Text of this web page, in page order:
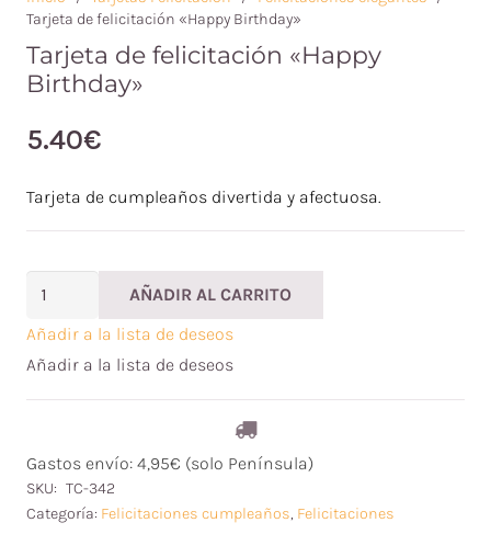
Tarjeta de felicitación «Happy Birthday»
Tarjeta de felicitación «Happy
Birthday»
5.40€
Tarjeta de cumpleaños divertida y afectuosa.
felicitación
"Happy
Birthday"
AÑADIR AL CARRITO
Añadir a la lista de deseos
Añadir a la lista de deseos
Gastos envío: 4,95€ (solo Península)
SKU: TC-342
Categoría: Felicitaciones cumpleaños, Felicitaciones